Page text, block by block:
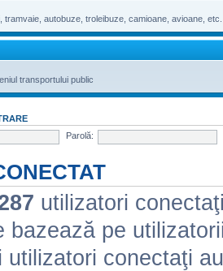
tramvaie, autobuze, troleibuze, camioane, avioane, etc.
transportului public
Parolă:
utilizatori
bazează pe
utilizatori conectaţi